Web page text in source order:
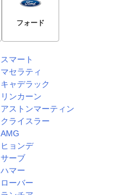
フォード
スマート
マセラティ
キャデラック
リンカーン
アストンマーティン
クライスラー
AMG
ヒョンデ
サーブ
ハマー
ローバー